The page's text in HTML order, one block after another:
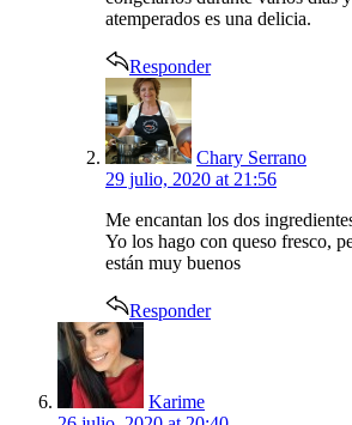
atemperados es una delicia.
Responder
says:
Chary Serrano
29 julio, 2020 at 21:56
Me encantan los dos
Yo los hago con queso fresco,
están muy buenos
Responder
Karime